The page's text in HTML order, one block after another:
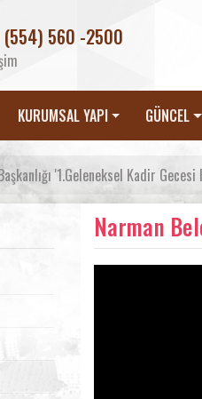
560 -2500
KURUMSAL YAPI GÜNCEL
'1.Geleneksel Kadir
Narman